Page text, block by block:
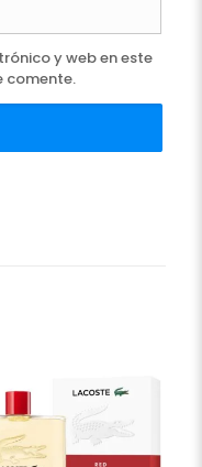
y web en este
comente.